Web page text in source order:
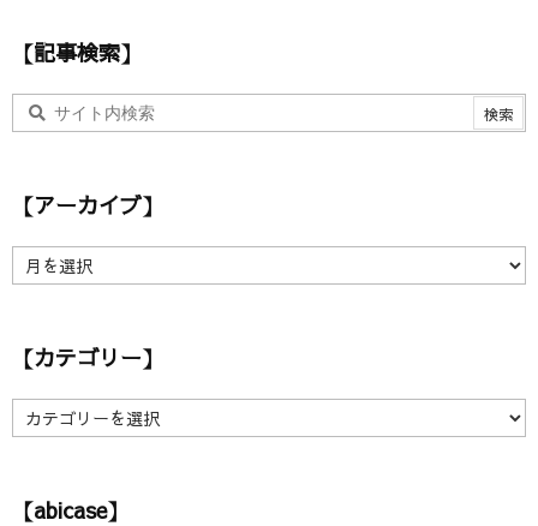
【記事検索】
【アーカイブ】
ア
イ【カテゴリー】
【
カ
リ【abicase】